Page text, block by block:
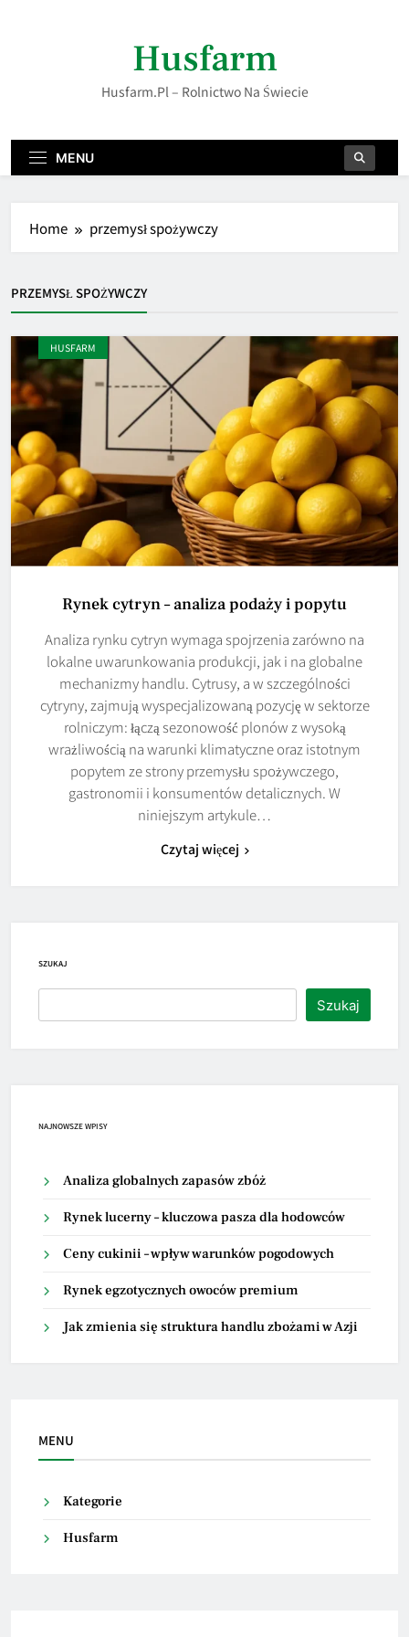
Husfarm
Husfarm.pl – Rolnictwo Na Świecie
MENU
Home przemysł spożywczy
PRZEMYSŁ SPOŻYWCZY
HUSFARM
Rynek cytryn – analiza podaży i popytu
Analiza rynku cytryn wymaga spojrzenia zarówno na
lokalne uwarunkowania produkcji, jak i na globalne
mechanizmy handlu. Cytrusy, a w szczególności
cytryny, zajmują wyspecjalizowaną pozycję w sektorze
rolniczym: łączą sezonowość plonów z wysoką
wrażliwością na warunki klimatyczne oraz istotnym
popytem ze strony przemysłu spożywczego,
gastronomii i konsumentów detalicznych. W
niniejszym artykule…
Czytaj więcej
SZUKAJ
Szukaj
NAJNOWSZE WPISY
Analiza globalnych zapasów zbóż
Rynek lucerny – kluczowa pasza dla hodowców
Ceny cukinii – wpływ warunków pogodowych
Rynek egzotycznych owoców premium
Jak zmienia się struktura handlu zbożami w Azji
MENU
Kategorie
Husfarm